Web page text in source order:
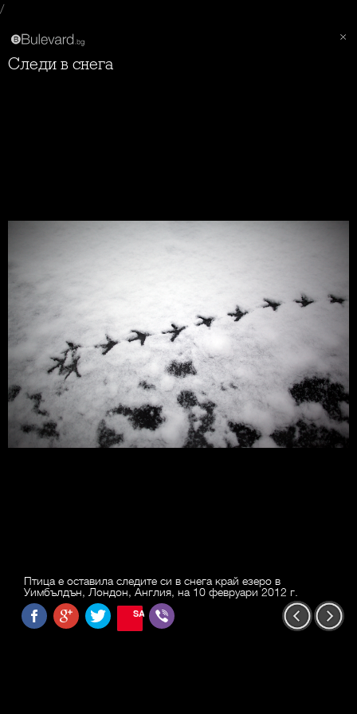
/
Следи в снега
Птица е оставила следите си в снега край езеро в
Уимбълдън, Лондон, Англия, на 10 февруари 2012 г.
SAVE